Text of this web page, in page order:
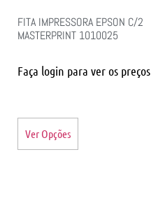
FITA IMPRESSORA EPSON C/2
MASTERPRINT 1010025
Faça login para ver os preços
Ver Opções